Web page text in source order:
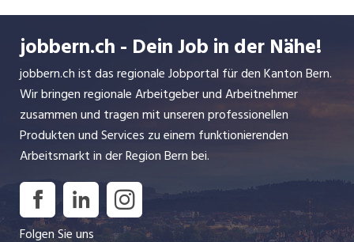
jobbern.ch - Dein Job in der Nähe!
jobbern.ch ist das regionale Jobportal für den Kanton Bern.
Wir bringen regionale Arbeitgeber und Arbeitnehmer
zusammen und tragen mit unseren professionellen
Produkten und Services zu einem funktionierenden
Arbeitsmarkt in der Region Bern bei.
Folgen Sie uns